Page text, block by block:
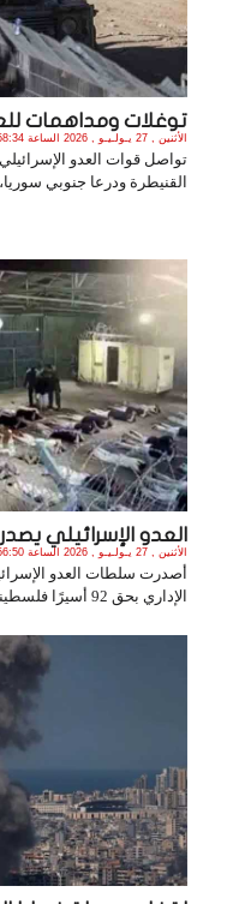
توغلات ومداهمات
الأثنين , 27 يـولـيـو , 2026 الساعة 7:58:34 PM
تواصل قوات العدو
القنيطرة ودرعا جنوبي
العدو الإسرائيلي
الأثنين , 27 يـولـيـو , 2026 الساعة 7:56:50 PM
أصدرت سلطات العدو
الإداري بحق 92 أسيرًا فلسطينيًا من مختلف . .